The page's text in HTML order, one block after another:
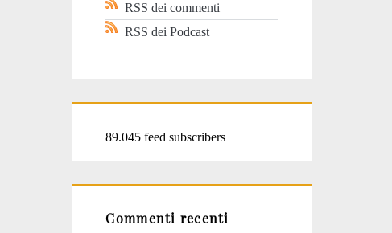
RSS dei commenti
RSS dei Podcast
89.045 feed subscribers
Commenti recenti